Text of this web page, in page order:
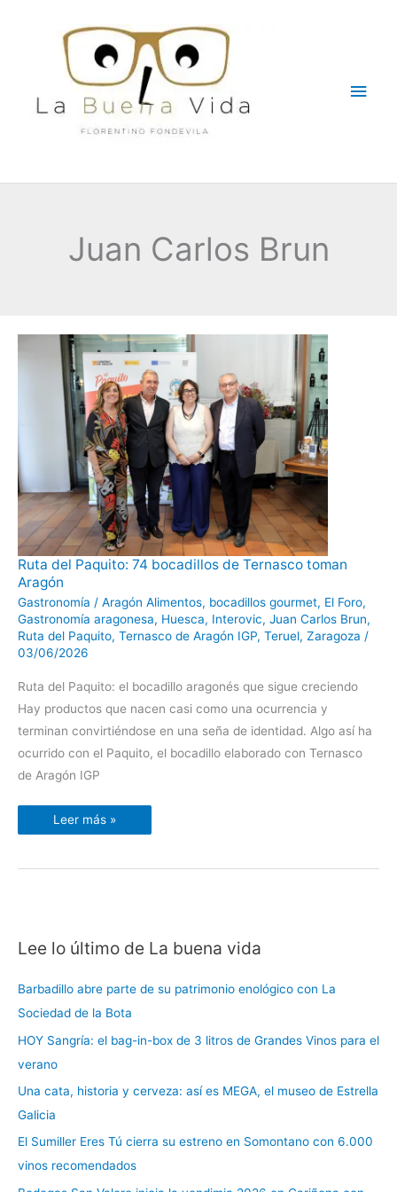
Juan Carlos Brun
Ruta del Paquito: 74 bocadillos de Ternasco toman
Aragón
Gastronomía / Aragón Alimentos, bocadillos gourmet, El Foro,
Gastronomía aragonesa, Huesca, Interovic, Juan Carlos Brun,
Ruta del Paquito, Ternasco de Aragón IGP, Teruel, Zaragoza /
03/06/2026
Ruta del Paquito: el bocadillo aragonés que sigue creciendo
Hay productos que nacen casi como una ocurrencia y
terminan convirtiéndose en una seña de identidad. Algo así ha
ocurrido con el Paquito, el bocadillo elaborado con Ternasco
de Aragón IGP
Ruta
del
Paquito:
bocadillos
de
Ternasco
toman
Aragón
Leer más »
Lee lo último de La buena vida
Barbadillo abre parte de su patrimonio enológico con La
Sociedad de la Bota
HOY Sangría: el bag-in-box de 3 litros de Grandes Vinos para el
verano
Una cata, historia y cerveza: así es MEGA, el museo de Estrella
Galicia
El Sumiller Eres Tú cierra su estreno en Somontano con 6.000
vinos recomendados
C
t
e
g
o
r
í
a
s